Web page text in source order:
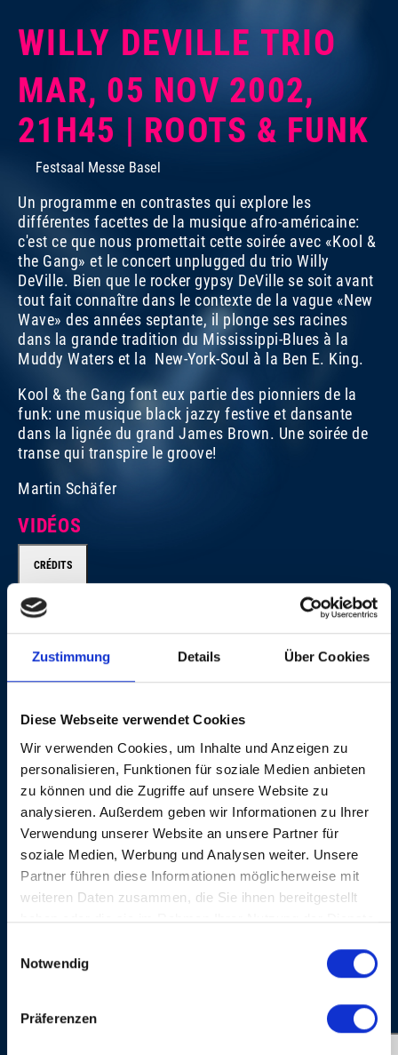
Zustimmung Details Über Cookies
Diese Webseite verwendet Cookies
Wir verwenden Cookies, um Inhalte und Anzeigen zu
personalisieren, Funktionen für soziale Medien anbieten
zu können und die Zugriffe auf unsere Website zu
analysieren. Außerdem geben wir Informationen zu Ihrer
Verwendung unserer Website an unsere Partner für
soziale Medien, Werbung und Analysen weiter. Unsere
Partner führen diese Informationen möglicherweise mit
weiteren Daten zusammen, die Sie ihnen bereitgestellt
haben oder die sie im Rahmen Ihrer Nutzung der Dienste
Notwendig
Präferenzen
WILLY DEVILLE TRIO
MAR, 05 NOV 2002,
21H45 | ROOTS & FUNK
Festsaal Messe Basel
Un programme en contrastes qui explore les
différentes facettes de la musique afro-américaine:
c'est ce que nous promettait cette soirée avec «Kool &
the Gang» et le concert unplugged du trio Willy
DeVille. Bien que le rocker gypsy DeVille se soit avant
tout fait connaître dans le contexte de la vague «New
Wave» des années septante, il plonge ses racines
dans la grande tradition du Mississippi-Blues à la
Muddy Waters et la New-York-Soul à la Ben E. King.
Kool & the Gang font eux partie des pionniers de la
funk: une musique black jazzy festive et dansante
dans la lignée du grand James Brown. Une soirée de
transe qui transpire le groove!
Martin Schäfer
VIDÉOS
CRÉDITS
CRÉDITS
Executive Producer for Swiss Television (SF): Yvonne
Basel AG: Matthias Müller and Beatrice Stirnimann
Director: Roli Bärlocher, BBM Productions, Wallbach
(Switzerland) Sound: Ron Kurz, Hard Studios, Zürich
(Switzerland) Live Photos: © Dominik Plüss
HEAVEN STOOD STILL
PORTRAITS